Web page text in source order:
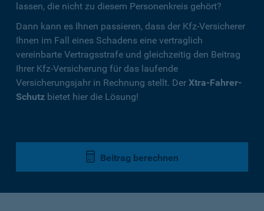
lassen, die nicht zu diesem Personenkreis gehört?
Dann kann es Ihnen passieren, dass der Kfz-Versicherer
Ihnen im Fall eines Schadens eine vertraglich
vereinbarte Vertragsstrafe und gleichzeitig den Beitrag
Ihrer Kfz-Versicherung für das laufende
Versicherungsjahr in Rechnung stellt. Der Xtra-Fahrer-
Schutz bietet hier die Lösung!
Beitrag berechnen